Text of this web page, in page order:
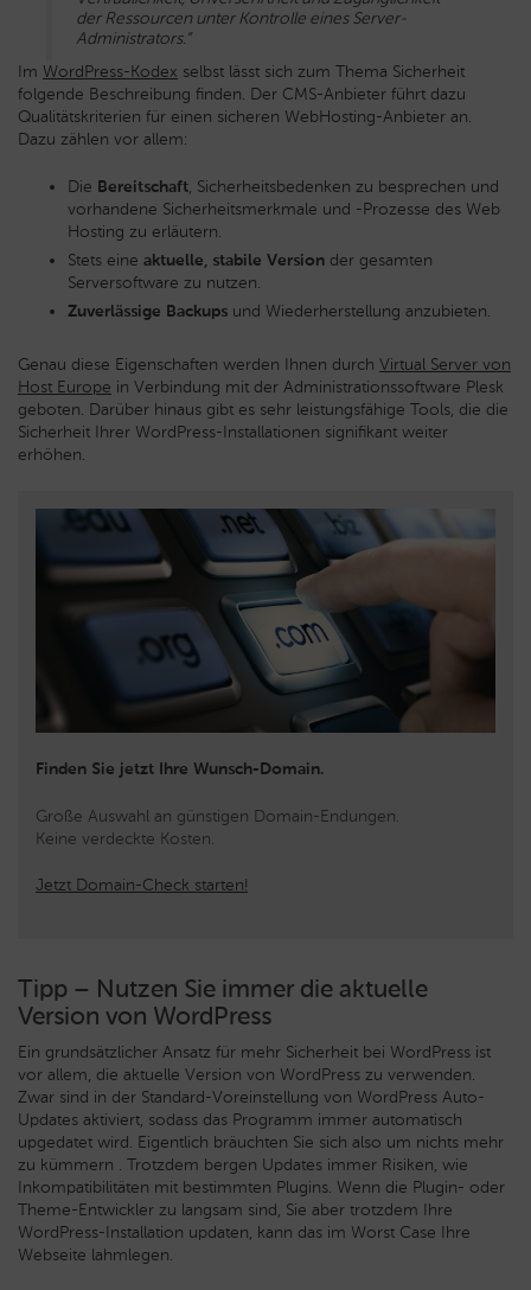
der Ressourcen unter Kontrolle eines Server-
Administrators.“
Im WordPress-Kodex selbst lässt sich zum Thema Sicherheit
folgende Beschreibung finden. Der CMS-Anbieter führt dazu
Qualitätskriterien für einen sicheren WebHosting-Anbieter an.
Dazu zählen vor allem:
Die Bereitschaft, Sicherheitsbedenken zu besprechen und
vorhandene Sicherheitsmerkmale und -Prozesse des Web
Hosting zu erläutern.
Stets eine aktuelle, stabile Version der gesamten
Serversoftware zu nutzen.
Zuverlässige Backups und Wiederherstellung anzubieten.
Genau diese Eigenschaften werden Ihnen durch Virtual Server von
Host Europe in Verbindung mit der Administrationssoftware Plesk
geboten. Darüber hinaus gibt es sehr leistungsfähige Tools, die die
Sicherheit Ihrer WordPress-Installationen signifikant weiter
erhöhen.
Finden Sie jetzt Ihre Wunsch-Domain.
Große Auswahl an günstigen Domain-Endungen.
Keine verdeckte Kosten.
Jetzt Domain-Check starten!
Tipp – Nutzen Sie immer die aktuelle
Version von WordPress
Ein grundsätzlicher Ansatz für mehr Sicherheit bei WordPress ist
vor allem, die aktuelle Version von WordPress zu verwenden.
Zwar sind in der Standard-Voreinstellung von WordPress Auto-
Updates aktiviert, sodass das Programm immer automatisch
upgedatet wird. Eigentlich bräuchten Sie sich also um nichts mehr
zu kümmern . Trotzdem bergen Updates immer Risiken, wie
Inkompatibilitäten mit bestimmten Plugins. Wenn die Plugin- oder
Theme-Entwickler zu langsam sind, Sie aber trotzdem Ihre
WordPress-Installation updaten, kann das im Worst Case Ihre
Webseite lahmlegen.